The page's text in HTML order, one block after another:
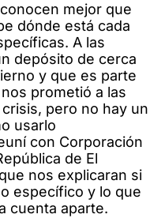
mejor que
dónde está cada
A las
depósito de cerca
y que es parte
prometió a las
pero no hay un
usarlo
con Corporación
de El
nos explicaran si
específico y lo que
cuenta aparte.